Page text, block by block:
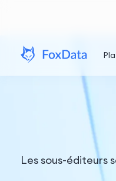
Les sous-éditeurs